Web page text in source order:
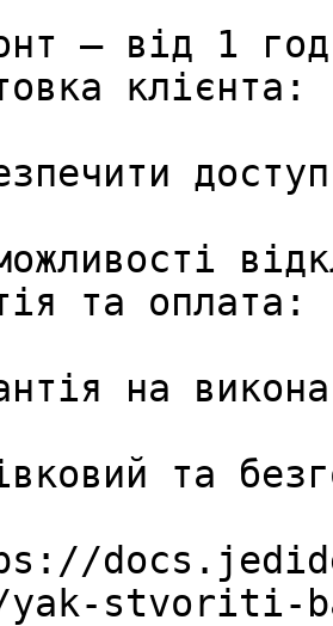
клієнта:
та оплата:
stvoriti-